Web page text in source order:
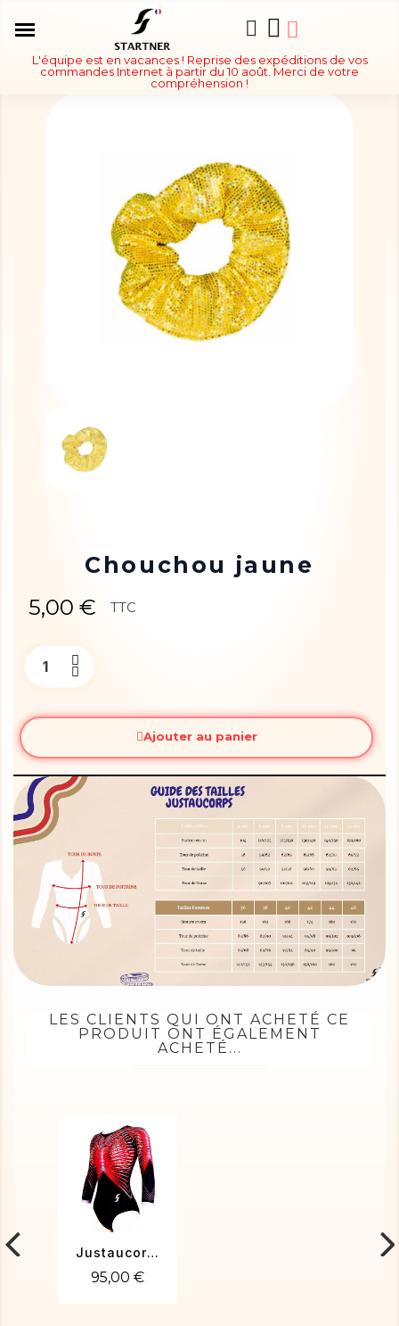
L'équipe est en vacances ! Reprise des expéditions de vos
commandes Internet à partir du 10 août. Merci de votre
compréhension !
Chouchou jaune
5,00 € TTC
Ajouter au panier
LES CLIENTS QUI ONT ACHETÉ CE
PRODUIT ONT ÉGALEMENT
ACHETÉ...
Justaucorps gym Tennesy-02
95,00 €